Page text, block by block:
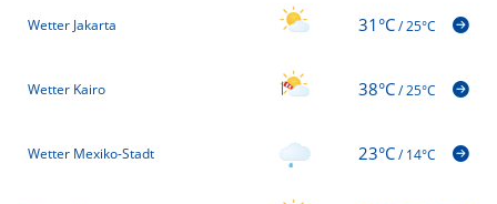
Wetter Jakarta 31°C/25°C
Wetter Kairo 38°C/25°C
Wetter Mexiko-Stadt 23°C/14°C